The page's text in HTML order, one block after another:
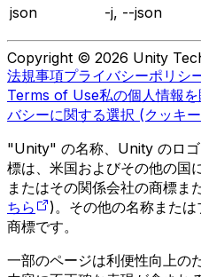
json
-j, --json
Copyright © 2026 Unity
法規事項プライバシーポリシ
Terms of Use私の個人情報
バシーに関する選択 (クッキ
"Unity" の名称、Unity のロ
標は、米国およびその他の
またはその関係会社の商標ま
ちら
)。その他の名称また
商標です。
一部のページは利便性向上の